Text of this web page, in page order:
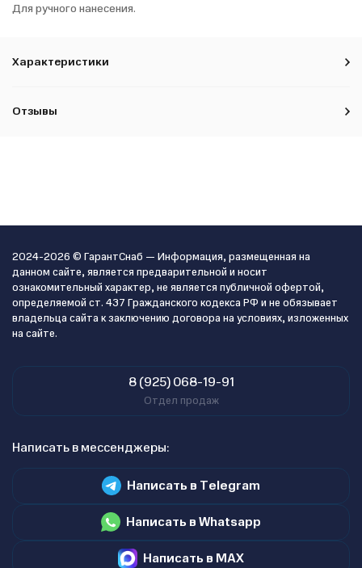
Для ручного нанесения.
Характеристики
Отзывы
2024-2026 © ГарантСнаб — Информация, размещенная на
данном сайте, является предварительной и носит
ознакомительный характер, не является публичной офертой,
определяемой ст. 437 Гражданского кодекса РФ и не обязывает
владельца сайта к заключению договора на условиях, изложенных
на сайте.
8 (925) 068-19-91
Отдел продаж
Написать в мессенджеры:
Написать в Telegram
Написать в Whatsapp
Написать в MAX